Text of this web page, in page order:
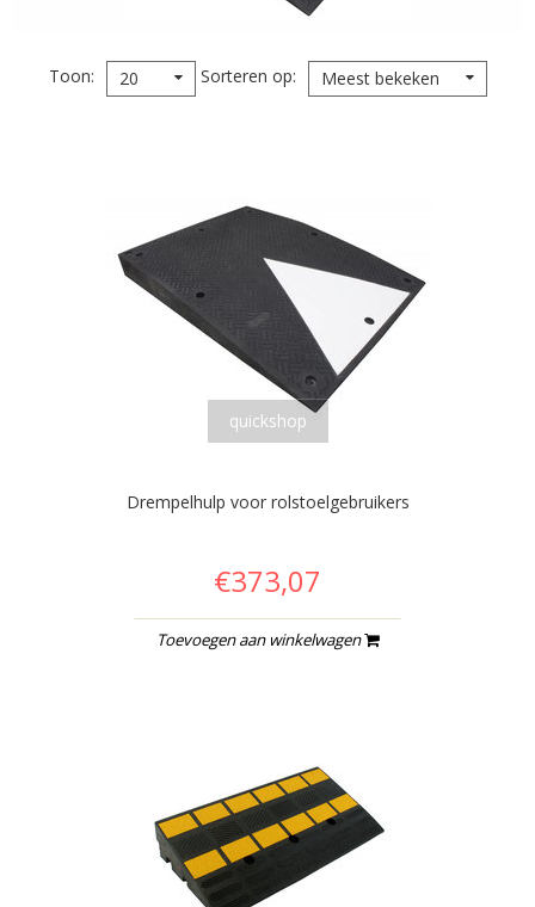
Toon 20 Sorteren op Meest bekeken
quickshop
Drempelhulp voor rolstoelgebruikers
€373,07
Toevoegen aan winkelwagen